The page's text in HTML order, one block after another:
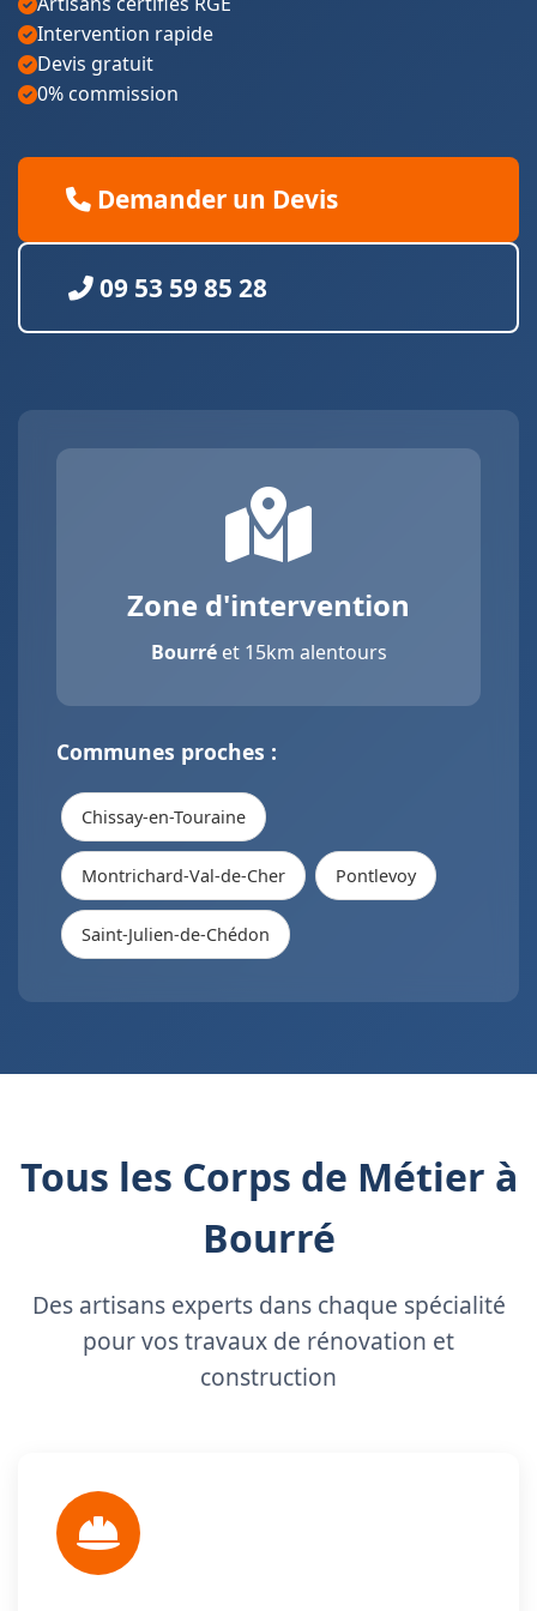
Intervention rapide
Devis gratuit
0% commission
Demander un Devis
09 53 59 85 28
Zone d'intervention
Bourréet 15km alentours
Communes proches :
Chissay-en-Touraine
Montrichard-Val-de-Cher Pontlevoy
Saint-Julien-de-Chédon
Tous les Corps de Métier à
Bourré
Des artisans experts dans chaque spécialité
pour vos travaux de rénovation et
construction